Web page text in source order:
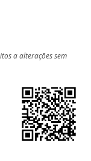
a alterações sem